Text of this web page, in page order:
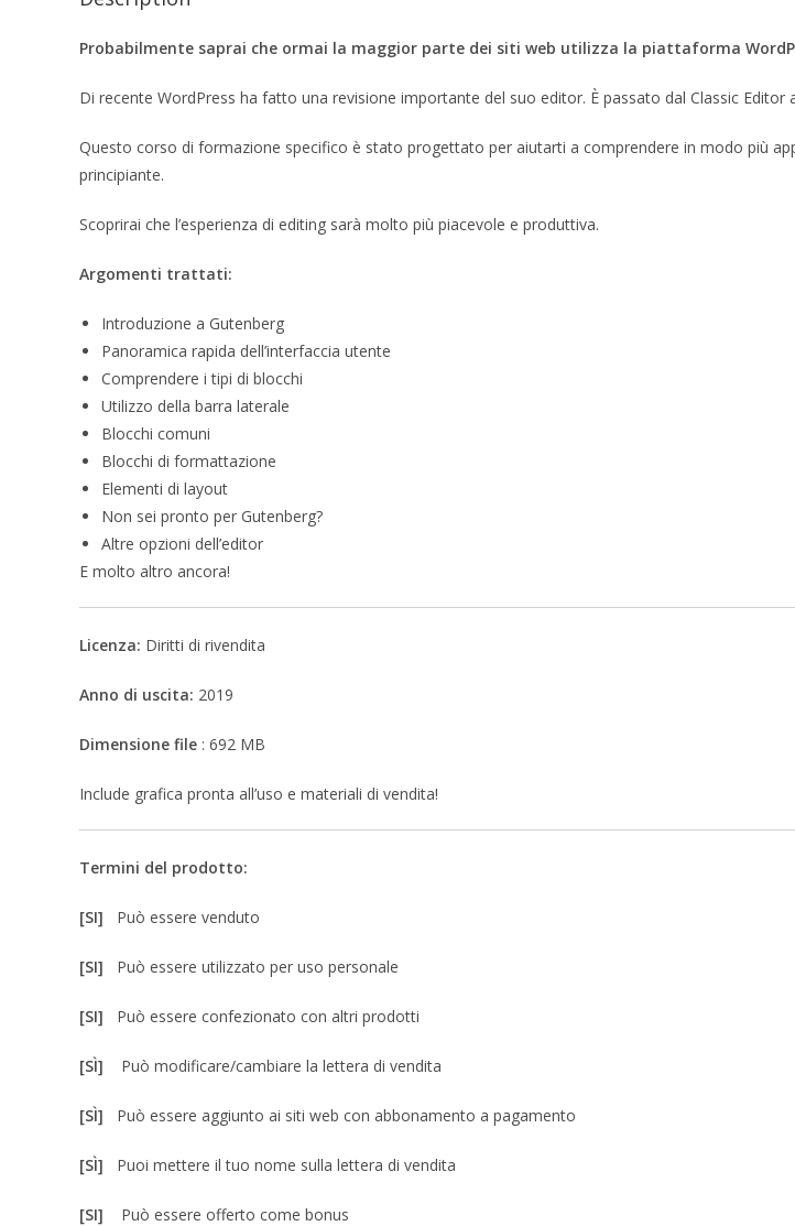
Probabilmente saprai che ormai la maggior parte dei siti web utilizza la piattaforma
Di recente WordPress ha fatto una revisione importante del suo editor. È passato dal Classic
Questo corso di formazione specifico è stato progettato per aiutarti a comprendere in modo più
principiante.
Scoprirai che l’esperienza di editing sarà molto più piacevole e produttiva.
Argomenti trattati:
Introduzione a Gutenberg
Panoramica rapida dell’interfaccia utente
Comprendere i tipi di blocchi
Utilizzo della barra laterale
Blocchi comuni
Blocchi di formattazione
Elementi di layout
Non sei pronto per Gutenberg?
Altre opzioni dell’editor
E molto altro ancora!
Licenza: Diritti di rivendita
Anno di uscita: 2019
Dimensione file : 692 MB
Include grafica pronta all’uso e materiali di vendita!
Termini del prodotto:
[SI] Può essere venduto
[SI] Può essere utilizzato per uso personale
[SI] Può essere confezionato con altri prodotti
[SÌ] Può modificare/cambiare la lettera di vendita
[SÌ] Può essere aggiunto ai siti web con abbonamento a pagamento
[SÌ] Puoi mettere il tuo nome sulla lettera di vendita
[SI] Può essere offerto come bonus